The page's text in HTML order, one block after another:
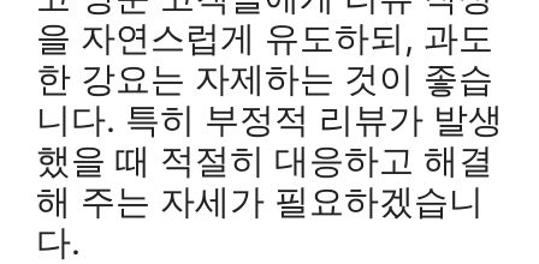
을 자연스럽게 유도하되, 과도
한 강요는 자제하는 것이 좋습
니다. 특히 부정적 리뷰가 발생
했을 때 적절히 대응하고 해결
해 주는 자세가 필요하겠습니
다.